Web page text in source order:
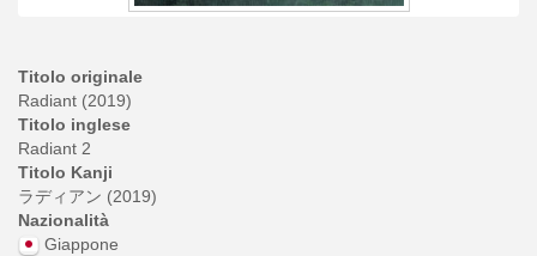
Titolo originale
Radiant (2019)
Titolo inglese
Radiant 2
Titolo Kanji
ラディアン (2019)
Nazionalità
Giappone